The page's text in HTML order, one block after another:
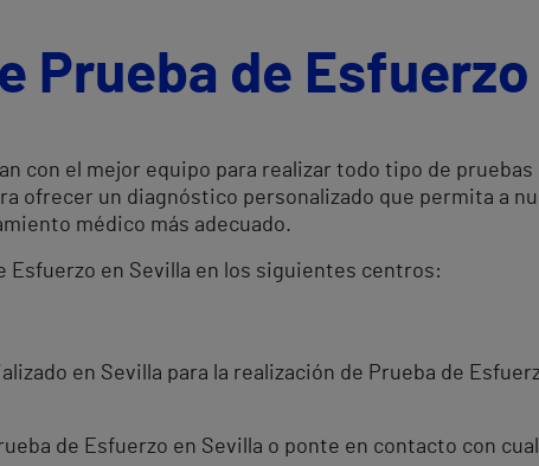
Prueba de
con el mejor equipo para realizar todo tipo de
ofrecer un diagnóstico personalizado que permita a
médico más adecuado.
Esfuerzo en Sevilla en los siguientes centros:
en Sevilla para la realización de Prueba de
de Esfuerzo en Sevilla o ponte en contacto con